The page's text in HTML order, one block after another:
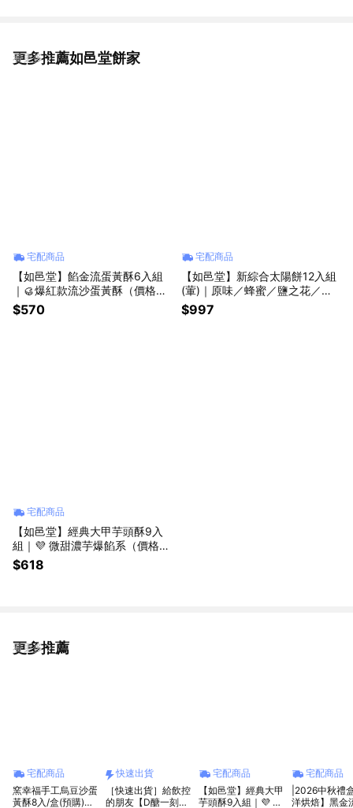
更多推薦如邑堂餅家
看更多
宅配商品
【如邑堂】餡金流蛋黃酥6入組
｜🥮爆紅款流沙蛋黃酥（價格已
含運費）
$570
宅配商品
【如邑堂】新綜合太陽餅12入組
(葷)｜原味／蜂蜜／鹽之花／鐵
觀音各3顆，一次滿足💖
$997
宅配商品
【如邑堂】經典大甲芋頭酥9入
組｜💜 微甜濃芋爆餡系（價格已
含運費）
$618
更多推薦
看更多
宅配商品
窯幸福手工烏豆沙蛋
黃酥8入/盒(預購)中
快速出貨
［快速出貨］給飲控
的朋友【D醣一刻】
宅配商品
【如邑堂】經典大甲
芋頭酥9入組｜💜 微
宅配商品
|2026中秋禮
洋烘焙】黑金